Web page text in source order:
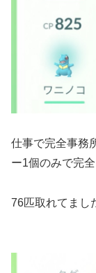
仕事で完全事務
ー1個のみで完
76匹取れてまし